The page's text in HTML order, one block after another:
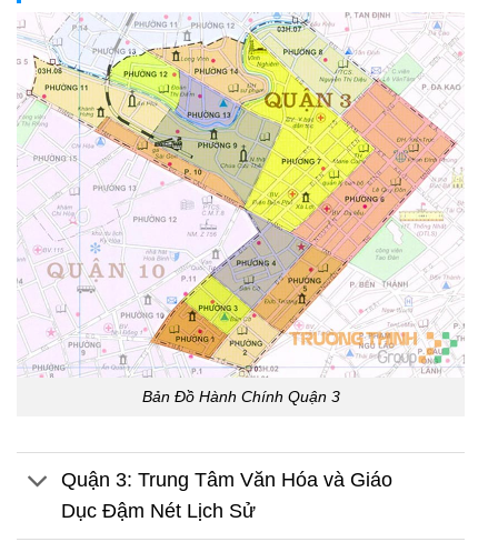
Bản Đồ Hành Chính Quận 3
Quận 3: Trung Tâm Văn Hóa và Giáo
Dục Đậm Nét Lịch Sử